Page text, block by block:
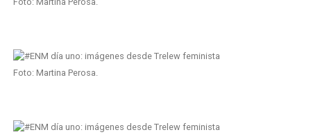
Foto: Martina Perosa.